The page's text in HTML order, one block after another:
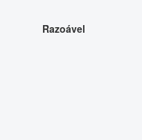
Razoável